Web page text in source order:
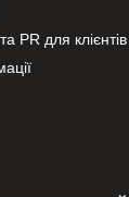
PR для клієнтів